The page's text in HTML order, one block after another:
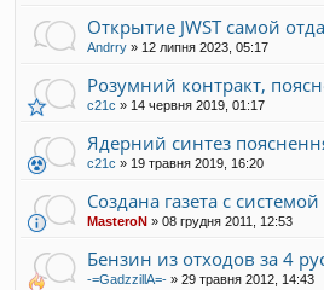
Открытие JWST самой
Andrry » 12 липня 2023, 05:17
Розумний контракт,
с21с » 14 червня 2019, 01:17
Ядерний синтез
с21с » 19 травня 2019, 16:20
Создана газета с
MasteroN » 08 грудня 2011, 12:53
Бензин из отходов за 4
-=GadzzillA=- » 29 травня 2012, 14:43